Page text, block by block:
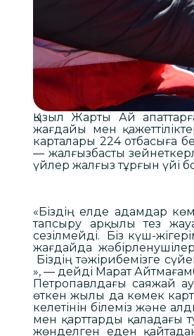
Қызыл Жарты Ай
жағдайы мен
карталары 224 отбасыға
— жалғызбасты
үйлер жалғыз тұрғын үйі
«Біздің елде адамдар
тапсыру арқылы тез
сезілмейді. Біз күш-
жағдайда
Біздің тәжірибемізге
», — дейді Марат
Петропавлдағы саяжай
өткен жылы да көмек
келетінін білеміз және
мен қарттарды қаладағы
жөнделген еден